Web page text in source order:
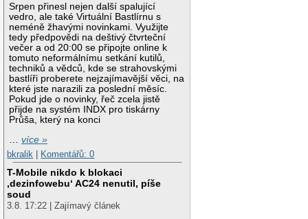
Srpen přinesl nejen další spalující
vedro, ale také Virtuální Bastlírnu s
neméně žhavými novinkami. Využijte
tedy předpovědi na deštivý čtvrteční
večer a od 20:00 se připojte online k
tomuto neformálnímu setkání kutilů,
techniků a vědců, kde se strahovskými
bastlíři proberete nejzajímavější věci, na
které jste narazili za poslední měsíc.
Pokud jde o novinky, řeč zcela jistě
přijde na systém INDX pro tiskárny
Průša, který na konci
…více »
bkralik
Komentářů: 0
T-Mobile nikdo k blokaci
‚dezinfowebu‘ AC24 nenutil, píše
soud
3.8. 17:22 | Zajímavý článek